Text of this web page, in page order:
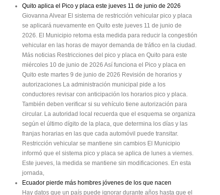
Quito aplica el Pico y placa este jueves 11 de junio de 2026
Giovanna Alvear El sistema de restricción vehicular pico y placa
se aplicará nuevamente en Quito este jueves 11 de junio de
2026. El Municipio retoma esta medida para reducir la congestión
vehicular en las horas de mayor demanda de tráfico en la ciudad.
Más noticias Restricciones del pico y placa en Quito para este
miércoles 10 de junio de 2026 Así funciona el Pico y placa en
Quito este martes 9 de junio de 2026 Revisión de horarios y
autorizaciones La administración municipal pide a los
conductores revisar con anticipación los horarios pico y placa.
También deben verificar si su vehículo tiene autorización para
circular. La autoridad local recuerda que el esquema se organiza
según el último dígito de la placa, que determina los días y las
franjas horarias en las que cada automóvil puede transitar.
Restricción vehicular se mantiene sin cambios El Municipio
informó que el sistema pico y placa se aplica de lunes a viernes.
Este jueves, la medida se mantiene sin modificaciones. En esta
jornada,
Ecuador pierde más hombres jóvenes de los que nacen
Hay datos que un país puede ignorar durante años hasta que el